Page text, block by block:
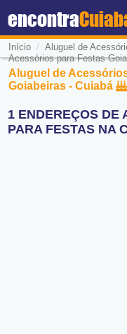
encontra
Início / Aluguel de
Acessórios para Festas
Aluguel de
Goiabeiras - Cuiabá
1 ENDEREÇOS DE
PARA FESTAS NA